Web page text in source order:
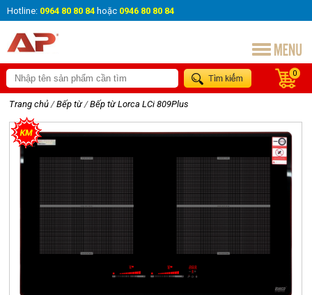
Hotline: 0964 80 80 84 hoặc 0946 80 80 84
0
Trang chủ / Bếp từ / Bếp từ Lorca LCi 809Plus